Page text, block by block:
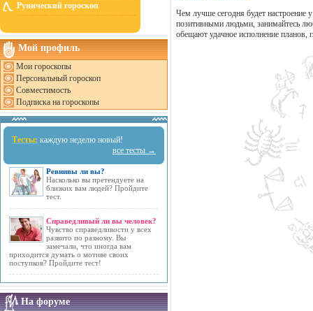
Рунический гороскоп
Мой профиль
Мои гороскопы
Персональный гороскоп
Совместимость
Подписка на гороскопы
Тесты: каждую неделю новый!
все тесты →
Ревнивы ли вы?
Насколько вы претендуете на
близких вам людей? Пройдите
тест.
Справедливый ли вы человек?
Чувство справедливости у всех
развито по разному. Вы
замечали, что иногда вам
приходится думать о мотиве своих
поступков? Пройдите тест!
На форуме
Чем лучше сегодня будет настроение
позитивными людьми, занимайтесь
обещают удачное исполнение планов,